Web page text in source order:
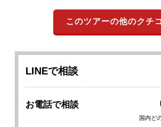
このツアーの他のクチ
LINEで相談
お電話で相談
国内ど